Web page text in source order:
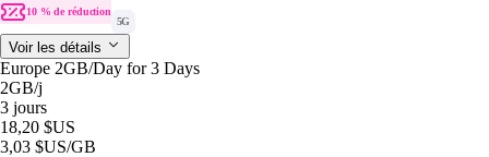
10 % de réduction
5G
Voir les détails
Europe 2GB/Day for 3 Days
2GB/j
3 jours
18,20 $US
3,03 $US/GB